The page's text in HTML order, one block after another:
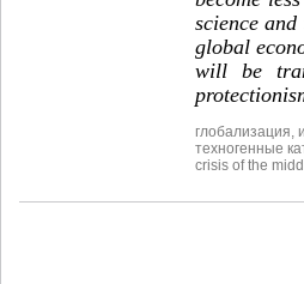
science
global
will be
глобализация
техногенные
crisis of the